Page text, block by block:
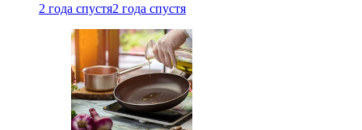
2 года спустя2 года спустя